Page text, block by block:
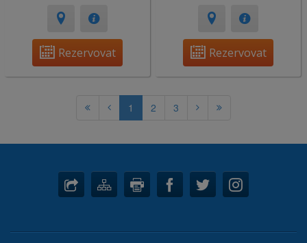
Rezervovat Rezervovat
1 2 3